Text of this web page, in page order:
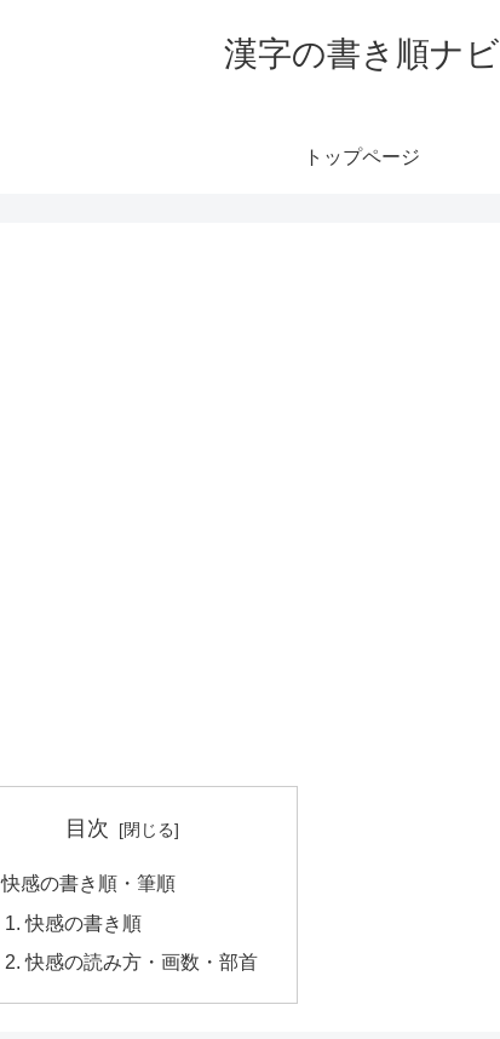
漢字の書き順ナビ
トップページ
目次
快感の書き順・筆順
快感の書き順
快感の読み方・画数・部首